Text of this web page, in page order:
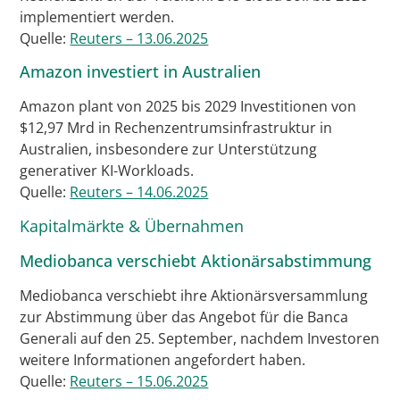
implementiert werden.
Quelle: Reuters – 13.06.2025
Amazon investiert in Australien
Amazon plant von 2025 bis 2029 Investitionen von
$12,97 Mrd in Rechenzentrumsinfrastruktur in
Australien, insbesondere zur Unterstützung
generativer KI-Workloads.
Quelle: Reuters – 14.06.2025
Kapitalmärkte & Übernahmen
Mediobanca verschiebt Aktionärsabstimmung
Mediobanca verschiebt ihre Aktionärsversammlung
zur Abstimmung über das Angebot für die Banca
Generali auf den 25. September, nachdem Investoren
weitere Informationen angefordert haben.
Quelle: Reuters – 15.06.2025